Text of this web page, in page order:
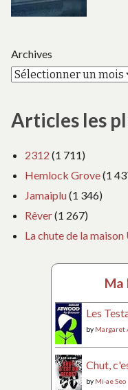
Archives
Articles les
2312 (1 711)
Hemlock Grove(1
Jamaiplu(1 346)
Rêver(1 267)
La chute de la maison
Ma
Les
by Margaret
Chut,
by Mi-ae Seo